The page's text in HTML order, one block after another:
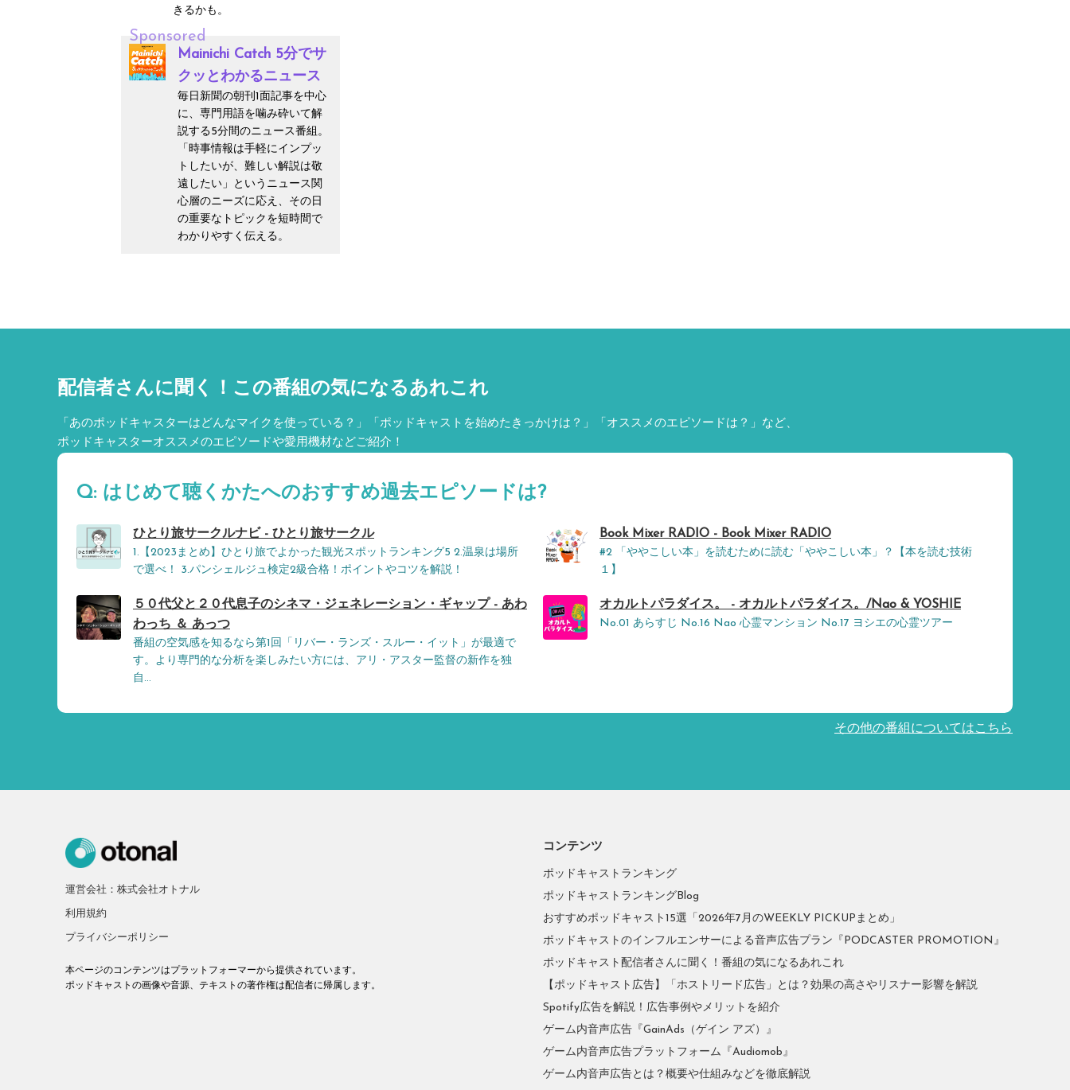
きるかも。
Sponsored
Mainichi Catch 5分でサ
クッとわかるニュース
毎日新聞の朝刊1面記事を中心
に、専門用語を噛み砕いて解
説する5分間のニュース番組。
「時事情報は手軽にインプッ
トしたいが、難しい解説は敬
遠したい」というニュース関
心層のニーズに応え、その日
の重要なトピックを短時間で
わかりやすく伝える。
配信者さんに聞く！ この番組の気になるあれこれ
「あのポッドキャスターはどんなマイクを使っている？」「ポッドキャストを始めたきっかけは？」「オススメのエピソードは？」など、
ポッドキャスターオススメのエピソードや愛用機材などご紹介！
Q: はじめて聴くかたへのおすすめ過去エピソードは?
ひとり旅サークルナビ - ひとり旅サークル
1.【2023まとめ】ひとり旅でよかった観光スポットランキング5 2.温泉は場所
で選べ！ 3.パンシェルジュ検定2級合格！ポイントやコツを解説！
Book Mixer RADIO - Book Mixer RADIO
#2 「ややこしい本」を読むために読む「ややこしい本」？【本を読む技術
１】
５０代父と２０代息子のシネマ・ジェネレーション・ギャップ - あわ
わっち ＆ あっつ
番組の空気感を知るなら第1回「リバー・ランズ・スルー・イット」が最適で
す。より専門的な分析を楽しみたい方には、アリ・アスター監督の新作を独
自...
オカルトパラダイス。 - オカルトパラダイス。/Nao & YOSHIE
No.01 あらすじ No.16 Nao 心霊マンション No.17 ヨシエの心霊ツアー
その他の番組についてはこちら
運営会社：株式会社オトナル
利用規約
プライバシーポリシー
本ページのコンテンツはプラットフォーマーから提供されています。
ポッドキャストの画像や音源、テキストの著作権は配信者に帰属します。
コンテンツ
ポッドキャストランキング
ポッドキャストランキングBlog
おすすめポッドキャスト15選「2026年7月のWEEKLY PICKUPまとめ」
ポッドキャストのインフルエンサーによる音声広告プラン『PODCASTER PROMOTION』
ポッドキャスト配信者さんに聞く！番組の気になるあれこれ
【ポッドキャスト広告】「ホストリード広告」とは？効果の高さやリスナー影響を解説
Spotify広告を解説！広告事例やメリットを紹介
ゲーム内音声広告『GainAds（ゲイン アズ）』
ゲーム内音声広告プラットフォーム『Audiomob』
ゲーム内音声広告とは？概要や仕組みなどを徹底解説